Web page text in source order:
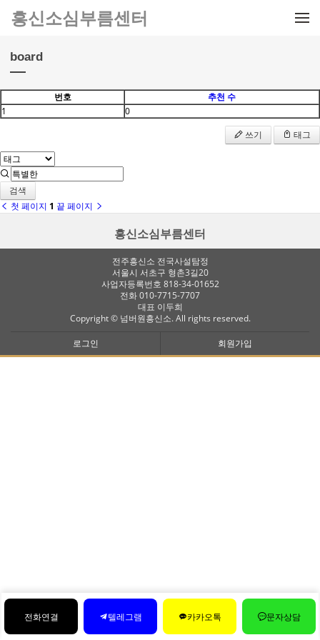
메뉴 건너뛰기
흥신소심부름센터
board
번호
추천 수
1
0
쓰기
태그
검색
첫 페이지 1 끝 페이지
흥신소심부름센터
전주흥신소 전국사설탐정
서울시 서초구 형촌3길20
사업자등록번호 818-34-01652
전화 010-7715-7707
대표 이두희
Copyright © 넘버원흥신소. All rights reserved.
로그인 회원가입
전화연결 텔레그램 카카오톡 문자상담